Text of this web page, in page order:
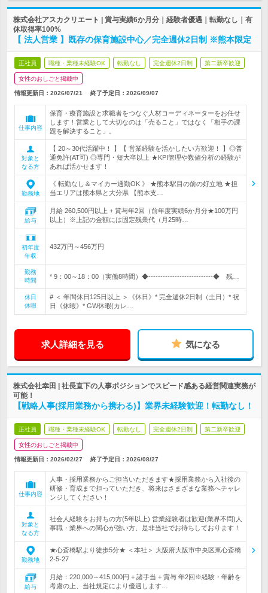
株式会社アスカクリエート | 賞与実績6か月分｜経験者優遇｜転勤なし｜有
休取得率100%
【 法人営業 】既存の保育施設中心／完全週休2日制 ※熊本限定
正社員 職種・業種未経験OK 転勤なし 完全週休2日制 第二新卒歓迎
女性のおしごと掲載中
情報更新日：2026/07/21 終了予定日： 2026/09/07
仕事内容
保育・療育施設と求職者をつなぐ人材コーディネーターをお任せ
します！営業として大切なのは「売ること」ではなく「相手の課
題を解決すること」。
対象と
なる方
【 20～30代活躍中！ 】【 営業経験を活かしたい方歓迎！ 】◎普
通免許(AT可) ◎専門・短大卒以上 ★KPI管理や数値分析の経験が
あれば活かせます！
勤務地
《 転勤なし＆マイカー通勤OK 》 ★熊本駅目の前の好立地 ★担
当エリアは熊本県と大分県 【熊本支…
給与
月給 260,500円以上 + 賞与年2回（前年度実績6か月分★100万円
以上）※上記の金額には固定残業代（月25時…
初年度
年収
432万円～456万円
勤務
時間
* 9：00～18：00（実働8時間）◆---------------------------◆ 残…
休日
休暇
# ＜ 年間休日125日以上 ＞《休日》* 完全週休2日制（土日）* 祝
日《休暇》* GW休暇(カレ…
求人詳細を見る 気になる
株式会社幸田 | 社長直下の人事ポジションでスピード感ある経営関連実務が
可能！
【戦略人事(採用業務から携わる)】業界未経験歓迎！転勤なし！
正社員 職種・業種未経験OK 転勤なし 完全週休2日制 第二新卒歓迎
女性のおしごと掲載中
情報更新日：2026/02/27 終了予定日： 2026/08/27
仕事内容
人事・採用業務からご担当いただきます★採用業務から入社後の
研修・育成まで担っていただき、将来はさまざまな業務へチャレ
ンジしてください！
対象と
なる方
社会人経験をお持ちの方(5年以上) 営業経験者は歓迎(業界不問)人
事職・業界への関心が強い方、是非当社でお待ちしております！
勤務地
★心斎橋駅より徒歩5分★ ＜本社＞ 大阪府大阪市中央区東心斎橋
2-5-27
給与
月給：220,000～415,000円 + 諸手当 + 賞与 年2回※経験・年齢を
考慮の上、当社規定により優遇します…